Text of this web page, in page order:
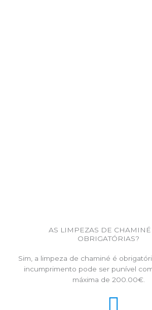
AS LIMPEZAS DE CHAMINÉ
OBRIGATÓRIAS?
Sim, a limpeza de chaminé é
incumprimento pode ser punível
máxima de 200.00€.